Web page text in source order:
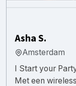
Asha S.
Amsterdam
I Start your
Met een